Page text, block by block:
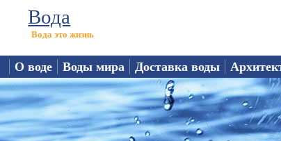
Вода
Вода это жизнь
О воде Воды мира Доставка воды